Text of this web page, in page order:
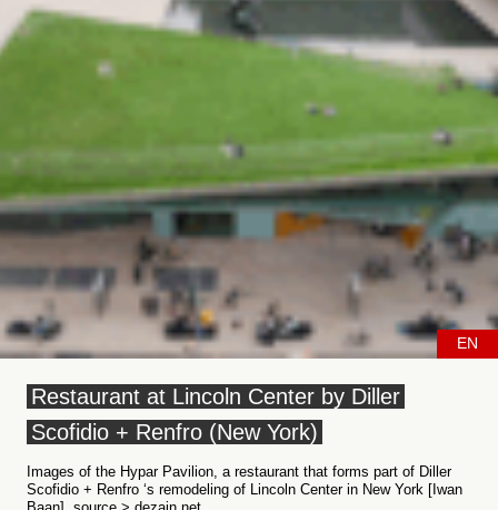
EN
Restaurant at Lincoln Center by Diller
Scofidio + Renfro (New York)
Images of the Hypar Pavilion, a restaurant that forms part of Diller
Scofidio + Renfro ‘s remodeling of Lincoln Center in New York [Iwan